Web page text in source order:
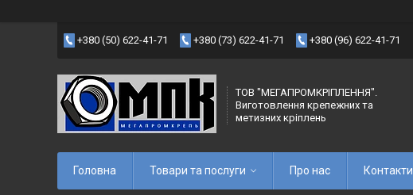
+380 (50) 622-41-71 +380 (73) 622-41-71 +380 (96) 622-41-71
ТОВ "МЕГАПРОМКРІПЛЕННЯ".
Виготовлення крепежних та
метизних кріплень
Головна Товари та послуги Про нас Контакти